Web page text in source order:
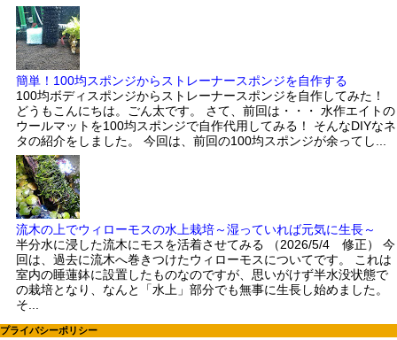
簡単！100均スポンジからストレーナースポンジを自作する
100均ボディスポンジからストレーナースポンジを自作してみた！
どうもこんにちは。ごん太です。 さて、前回は・・・ 水作エイトの
ウールマットを100均スポンジで自作代用してみる！ そんなDIYなネ
タの紹介をしました。 今回は、前回の100均スポンジが余ってし...
流木の上でウィローモスの水上栽培～湿っていれば元気に生長～
半分水に浸した流木にモスを活着させてみる （2026/5/4 修正） 今
回は、過去に流木へ巻きつけたウィローモスについてです。 これは
室内の睡蓮鉢に設置したものなのですが、思いがけず半水没状態で
の栽培となり、なんと「水上」部分でも無事に生長し始めました。
そ...
プライバシーポリシー